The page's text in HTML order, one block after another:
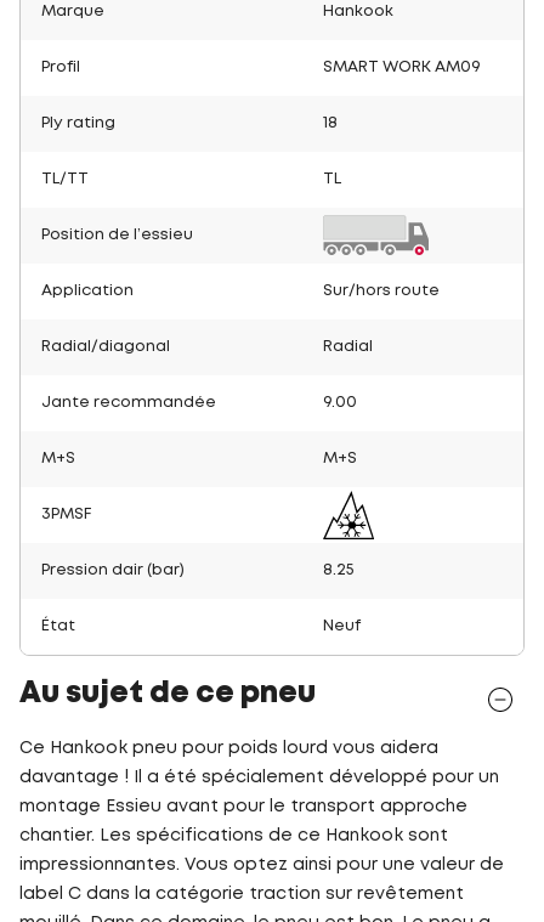
Marque Hankook
Profil SMART WORK AM09
Ply rating 18
TL/TT
Position de l’essieu
Application Sur/hors route
Radial/diagonal Radial
Jante recommandée 9.00
M+S M+S
3PMSF
Pression dair (bar) 8.25
État Neuf
Au sujet de ce pneu
Ce Hankook pneu pour poids lourd vous aidera
davantage ! Il a été spécialement développé pour un
montage Essieu avant pour le transport approche
chantier. Les spécifications de ce Hankook sont
impressionnantes. Vous optez ainsi pour une valeur de
label C dans la catégorie traction sur revêtement